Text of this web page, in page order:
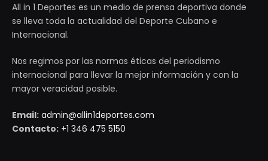
All in 1 Deportes es un medio de prensa deportiva donde
se lleva toda la actualidad del Deporte Cubano e
Internacional.
Nos regimos por las normas éticas del periodismo
internacional para llevar la mejor información y con la
mayor veracidad posible.
Email: admin@allin1deportes.com
Contacto: +1 346 475 5150